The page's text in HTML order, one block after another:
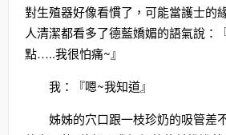
對生殖器好像看慣了，可能當護士的
人清潔都看多了德藍嬌媚的語氣說
點…..我很怕痛~』
我：『嗯~我知道』
姊姊的穴口跟一枝珍奶的吸管差